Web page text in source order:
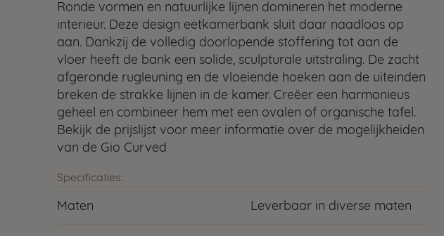
Ronde vormen en natuurlijke lijnen domineren het moderne
interieur. Deze design eetkamerbank sluit daar naadloos op
aan. Dankzij de volledig doorlopende stoffering tot aan de
vloer heeft de bank een solide, sculpturale uitstraling. De zacht
afgeronde rugleuning en de vloeiende hoeken aan de uiteinden
breken de strakke lijnen in de kamer. Creëer een harmonieus
geheel en combineer hem met een ovalen of organische tafel.
Bekijk de prijslijst voor meer informatie over de mogelijkheiden
van de Gio Curved
Specificaties:
Maten Leverbaar in diverse maten